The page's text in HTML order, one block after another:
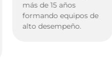
más de 15 años
formando equipos de
alto desempeño.